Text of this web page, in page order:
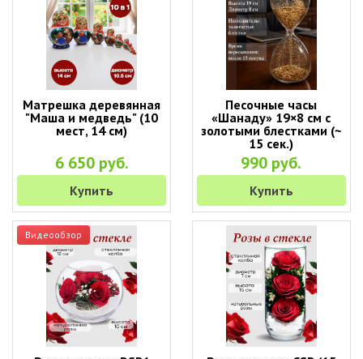
Матрешка деревянная
"Маша и медведь" (10
мест, 14 см)
6 650 руб.
Купить
Песочные часы
«Шанаду» 19×8 см с
золотыми блестками (~
15 сек.)
990 руб.
Купить
Видеообзор